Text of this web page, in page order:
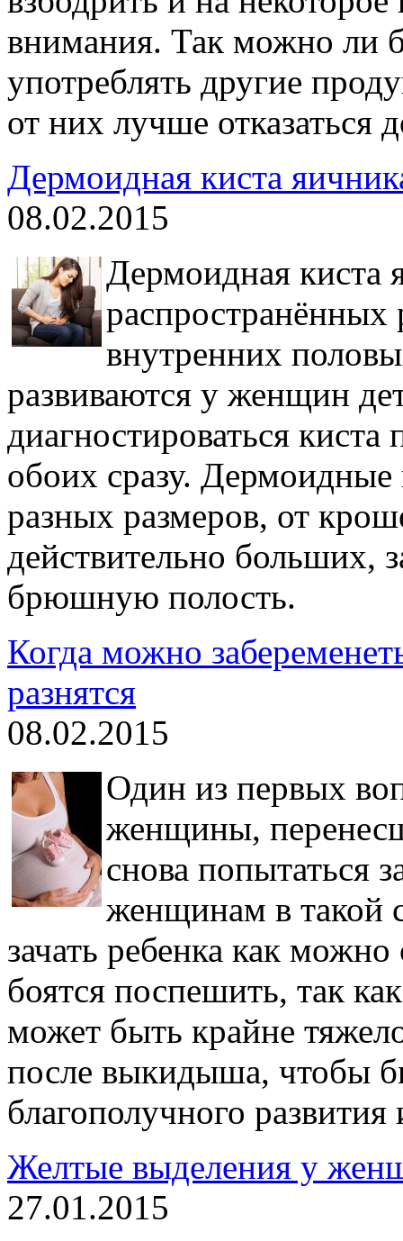
внимания. Так можно ли
употреблять другие
от них лучше отказаться
Дермоидная киста
08.02.2015
Дермоидная киста
распространённых
внутренних
развиваются у женщин
диагностироваться
обоих сразу.
разных размеров, от
действительно больших,
брюшную полость.
Когда можно
разнятся
08.02.2015
Один из первых
женщины,
снова попытаться
женщинам в такой
зачать ребенка как
боятся поспешить, так
может быть крайне
после выкидыша, чтобы
благополучного
Желтые выделения у
27.01.2015